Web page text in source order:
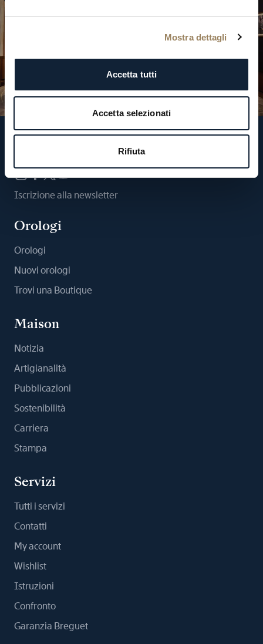
Mostra dettagli
Accetta tutti
Accetta selezionati
Rifiuta
Iscrizione alla newsletter
Orologi
Orologi
Nuovi orologi
Trovi una Boutique
Maison
Notizia
Artigianalità
Pubblicazioni
Sostenibilità
Carriera
Stampa
Servizi
Tutti i servizi
Contatti
My account
Wishlist
Istruzioni
Confronto
Garanzia Breguet